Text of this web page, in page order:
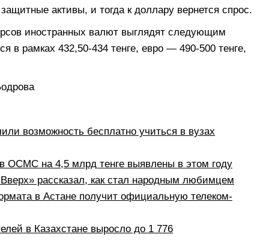
активы, и тогда к доллару вернется спрос.
иностранных валют выглядят следующим
в рамках 432,50-434 тенге, евро — 490-500 тенге,
возможность бесплатно учиться в вузах
ОСМС на 4,5 млрд тенге выявлены в этом году
рассказал, как стал народным любимцем
в Астане получит официальную телеком-
в Казахстане выросло до 1 776